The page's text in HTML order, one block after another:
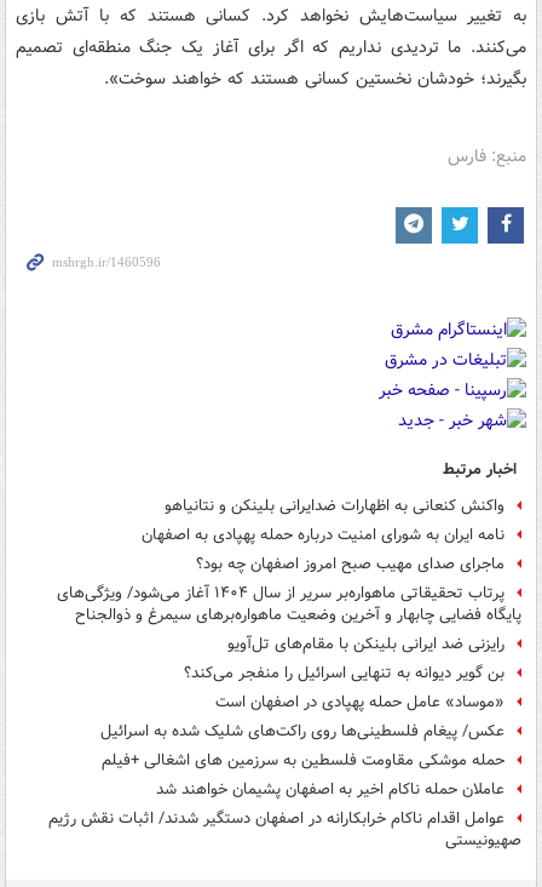
به تغییر سیاست‌هایش نخواهد کرد. کسانی هستند که با آتش بازی
می‌کنند. ما تردیدی نداریم که اگر برای آغاز یک جنگ منطقه‌ای تصمیم
بگیرند؛ خودشان نخستین کسانی هستند که خواهند سوخت».
منبع: فارس
اخبار مرتبط
واکنش کنعانی به اظهارات ضدایرانی بلینکن و نتانیاهو
نامه‌ ایران به شورای امنیت درباره حمله پهپادی به اصفهان
ماجرای صدای مهیب صبح امروز اصفهان چه بود؟
پرتاب‌ تحقیقاتی ماهواره‌بر سریر از سال ۱۴۰۴ آغاز می‌شود/ ویژگی‌های
پایگاه فضایی چابهار و آخرین وضعیت ماهواره‌برهای سیمرغ و ذوالجناح
رایزنی ضد ایرانی بلینکن با مقام‌های تل‌آویو
بن گویر دیوانه به تنهایی اسرائیل را منفجر می‌کند؟
«موساد» عامل حمله پهپادی در اصفهان است
عکس/ پیغام فلسطینی‌ها روی راکت‌های شلیک شده به اسرائیل
حمله موشکی مقاومت فلسطین به سرزمین های اشغالی +فیلم
عاملان حمله ناکام اخیر به اصفهان پشیمان خواهند شد
عوامل اقدام ناکام خرابکارانه در اصفهان دستگیر شدند/ اثبات نقش رژیم
صهیونیستی